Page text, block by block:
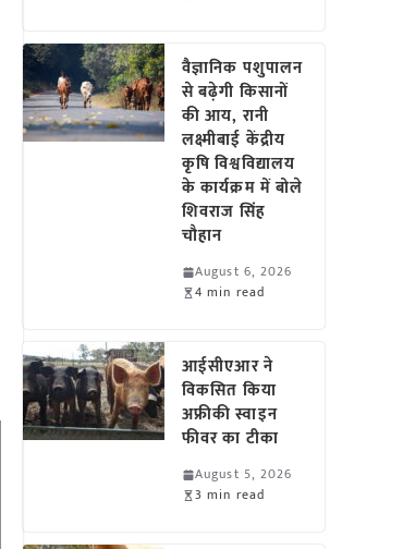
वैज्ञानिक पशुपालन
से बढ़ेगी किसानों
की आय, रानी
लक्ष्मीबाई केंद्रीय
कृषि विश्वविद्यालय
के कार्यक्रम में बोले
शिवराज सिंह
चौहान
August 6, 2026
4 min read
आईसीएआर ने
विकसित किया
अफ्रीकी स्वाइन
फीवर का टीका
August 5, 2026
3 min read